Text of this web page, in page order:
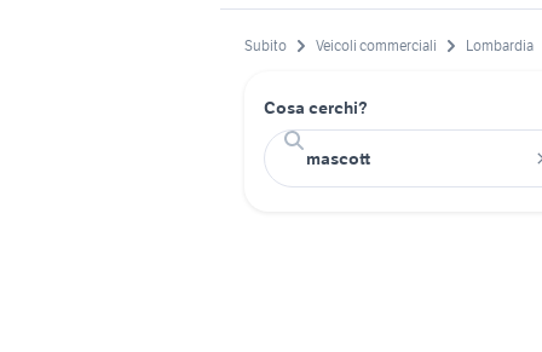
Subito Veicoli commerciali Lombardia
Cosa cerchi?